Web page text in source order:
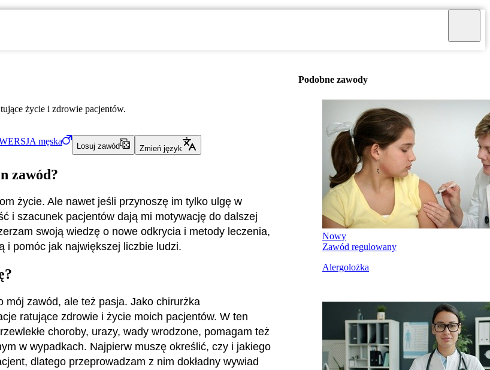
życie i zdrowie pacjentów.
męska
Losuj zawód Zmień język
zawód?
życie. Ale nawet jeśli przynoszę im tylko ulgę w
i szacunek pacjentów dają mi motywację do dalszej
swoją wiedzę o nowe odkrycia i metody leczenia,
i pomóc jak największej liczbie ludzi.
mój zawód, ale też pasja. Jako chirurżka
ratujące zdrowie i życie moich pacjentów. W ten
choroby, urazy, wady wrodzone, pomagam też
w wypadkach. Najpierw muszę określić, czy i jakiego
dlatego przeprowadzam z nim dokładny wywiad
Podobne zawody
Nowy
Zawód regulowany
Alergolożka